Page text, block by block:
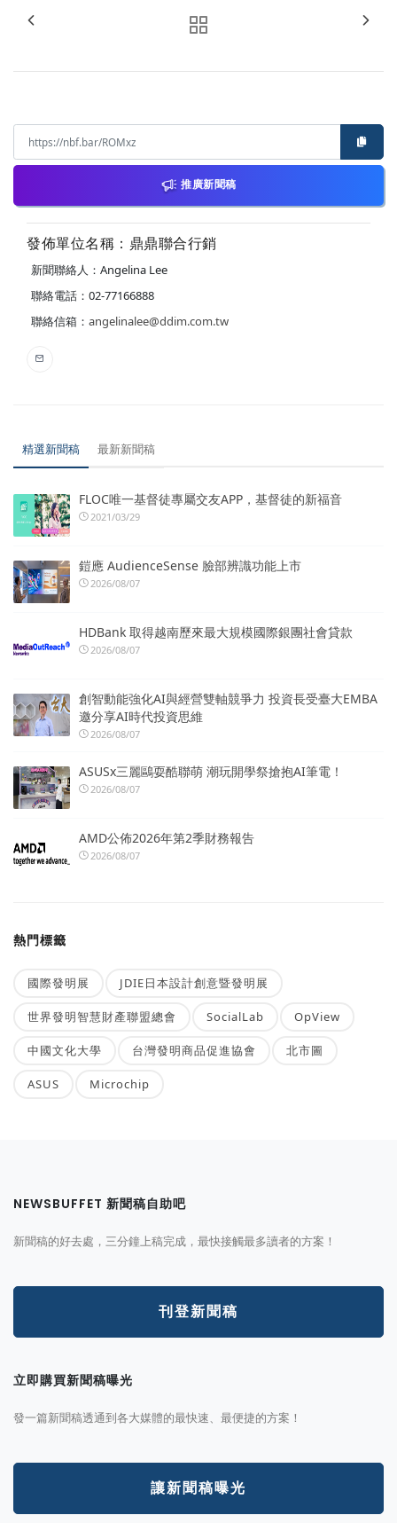
推廣新聞稿
發佈單位名稱：鼎鼎聯合行銷
新聞聯絡人：Angelina Lee
聯絡電話：02-77166888
聯絡信箱： angelinalee@ddim.com.tw
精選新聞稿 最新新聞稿
FLOC唯一基督徒專屬交友APP，基督徒的新福音
2021/03/29
鎧應 AudienceSense 臉部辨識功能上市
2026/08/07
HDBank 取得越南歷來最大規模國際銀團社會貸款
2026/08/07
創智動能強化AI與經營雙軸競爭力 投資長受臺大EMBA
邀分享AI時代投資思維
2026/08/07
ASUSx三麗鷗耍酷聯萌 潮玩開學祭搶抱AI筆電！
2026/08/07
AMD公佈2026年第2季財務報告
2026/08/07
熱門標籤
國際發明展 JDIE日本設計創意暨發明展
世界發明智慧財產聯盟總會 SocialLab OpView
中國文化大學 台灣發明商品促進協會 北市圖
ASUS Microchip
NEWSBUFFET 新聞稿自助吧
新聞稿的好去處，三分鐘上稿完成，最快接觸最多讀者的方案！
刊登新聞稿
立即購買新聞稿曝光
發一篇新聞稿透通到各大媒體的最快速、最便捷的方案！
讓新聞稿曝光